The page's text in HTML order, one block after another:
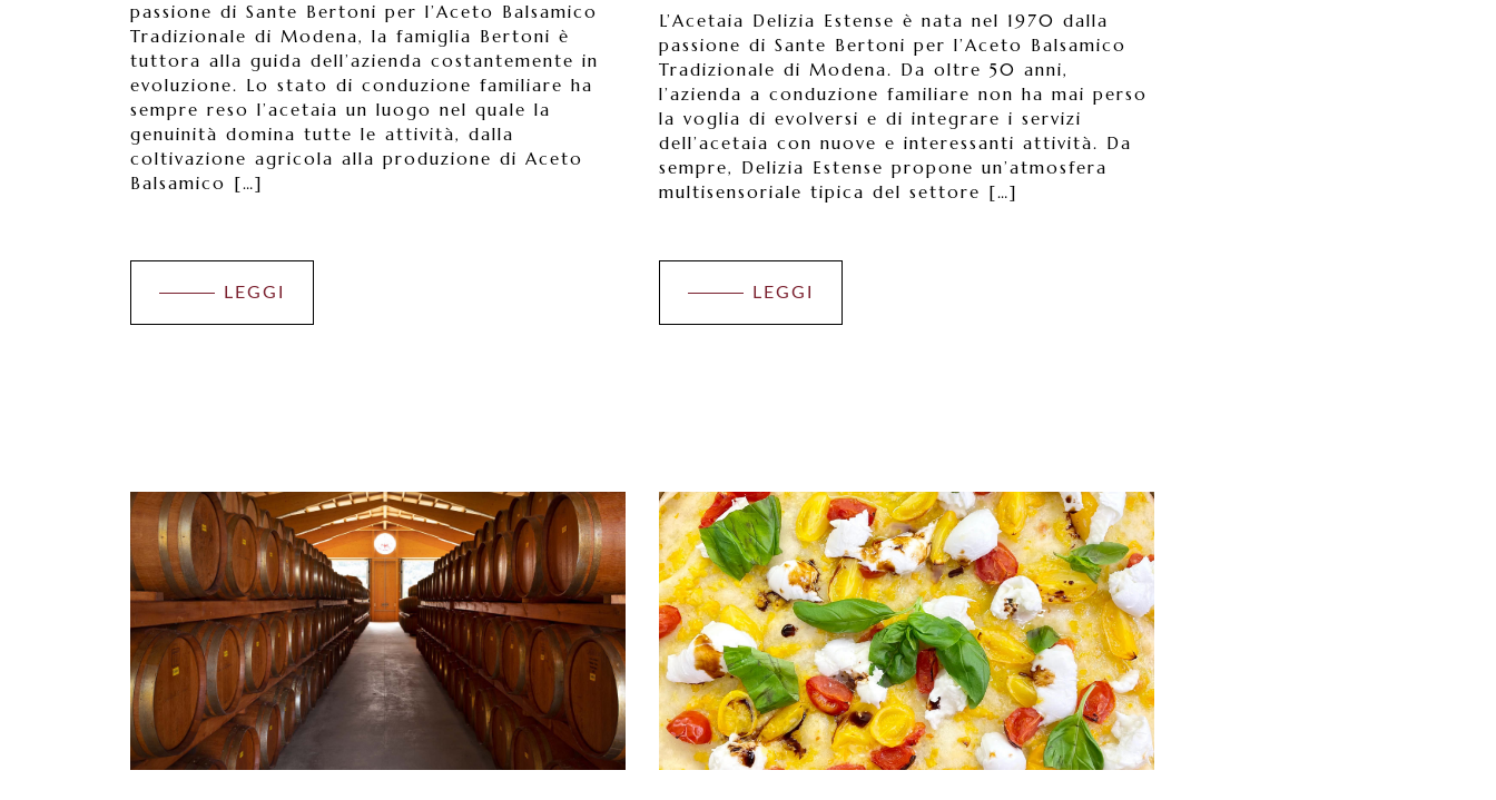
passione di Sante Bertoni per l’Aceto Balsamico
Tradizionale di Modena, la famiglia Bertoni è
tuttora alla guida dell’azienda costantemente in
evoluzione. Lo stato di conduzione familiare ha
sempre reso l’acetaia un luogo nel quale la
genuinità domina tutte le attività, dalla
coltivazione agricola alla produzione di Aceto
Balsamico […]
LEGGI
L’Acetaia Delizia Estense è nata nel 1970 dalla
passione di Sante Bertoni per l’Aceto Balsamico
Tradizionale di Modena. Da oltre 50 anni,
l’azienda a conduzione familiare non ha mai perso
la voglia di evolversi e di integrare i servizi
dell’acetaia con nuove e interessanti attività. Da
sempre, Delizia Estense propone un’atmosfera
multisensoriale tipica del settore […]
LEGGI